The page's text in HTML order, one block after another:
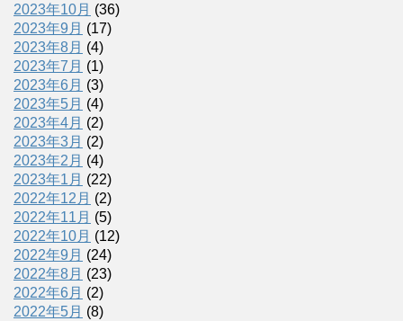
2023年10月 (36)
2023年9月 (17)
2023年8月 (4)
2023年7月 (1)
2023年6月 (3)
2023年5月 (4)
2023年4月 (2)
2023年3月 (2)
2023年2月 (4)
2023年1月 (22)
2022年12月 (2)
2022年11月 (5)
2022年10月 (12)
2022年9月 (24)
2022年8月 (23)
2022年6月 (2)
2022年5月 (8)